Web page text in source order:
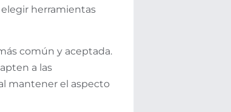
herramientas
común y aceptada.
a las
mantener el aspecto